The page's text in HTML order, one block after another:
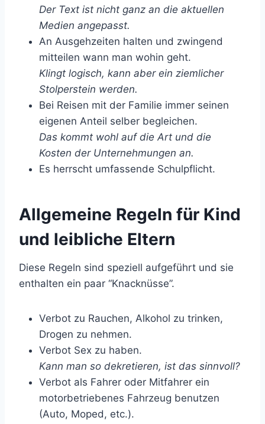
Der Text ist nicht ganz an die aktuellen
Medien angepasst.
An Ausgehzeiten halten und zwingend
mitteilen wann man wohin geht.
Klingt logisch, kann aber ein ziemlicher
Stolperstein werden.
Bei Reisen mit der Familie immer seinen
eigenen Anteil selber begleichen.
Das kommt wohl auf die Art und die
Kosten der Unternehmungen an.
Es herrscht umfassende Schulpflicht.
Allgemeine Regeln für Kind
und leibliche Eltern
Diese Regeln sind speziell aufgeführt und sie
enthalten ein paar “Knacknüsse”.
Verbot zu Rauchen, Alkohol zu trinken,
Drogen zu nehmen.
Verbot Sex zu haben.
Kann man so dekretieren, ist das sinnvoll?
Verbot als Fahrer oder Mitfahrer ein
motorbetriebenes Fahrzeug benutzen
(Auto, Moped, etc.).